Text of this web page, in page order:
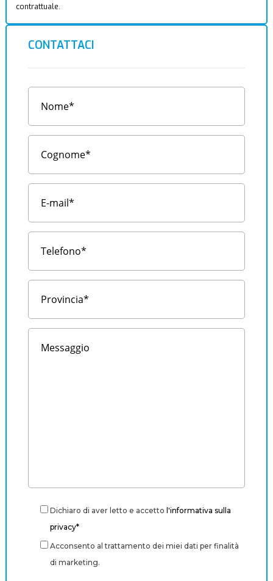
contrattuale.
CONTATTACI
Dichiaro di aver letto e accetto l'informativa sulla
privacy*
Acconsento al trattamento dei miei dati per finalità
di marketing.